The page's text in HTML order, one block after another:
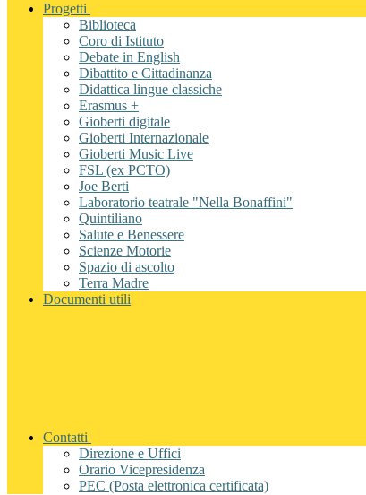
Progetti
Biblioteca
Coro di Istituto
Debate in English
Dibattito e Cittadinanza
Didattica lingue classiche
Erasmus +
Gioberti digitale
Gioberti Internazionale
Gioberti Music Live
FSL (ex PCTO)
Joe Berti
Laboratorio teatrale "Nella Bonaffini"
Quintiliano
Salute e Benessere
Scienze Motorie
Spazio di ascolto
Terra Madre
Documenti utili
Contatti
Direzione e Uffici
Orario Vicepresidenza
PEC (Posta elettronica certificata)